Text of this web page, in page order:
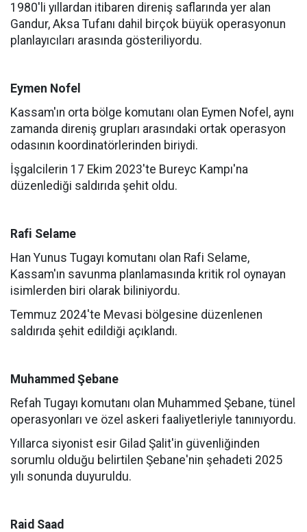
1980'li yıllardan itibaren direniş saflarında yer alan
Gandur, Aksa Tufanı dahil birçok büyük operasyonun
planlayıcıları arasında gösteriliyordu.
Eymen Nofel
Kassam'ın orta bölge komutanı olan Eymen Nofel, aynı
zamanda direniş grupları arasındaki ortak operasyon
odasının koordinatörlerinden biriydi.
İşgalcilerin 17 Ekim 2023'te Bureyc Kampı'na
düzenlediği saldırıda şehit oldu.
Rafi Selame
Han Yunus Tugayı komutanı olan Rafi Selame,
Kassam'ın savunma planlamasında kritik rol oynayan
isimlerden biri olarak biliniyordu.
Temmuz 2024'te Mevasi bölgesine düzenlenen
saldırıda şehit edildiği açıklandı.
Muhammed Şebane
Refah Tugayı komutanı olan Muhammed Şebane, tünel
operasyonları ve özel askeri faaliyetleriyle tanınıyordu.
Yıllarca siyonist esir Gilad Şalit'in güvenliğinden
sorumlu olduğu belirtilen Şebane'nin şehadeti 2025
yılı sonunda duyuruldu.
Raid Saad